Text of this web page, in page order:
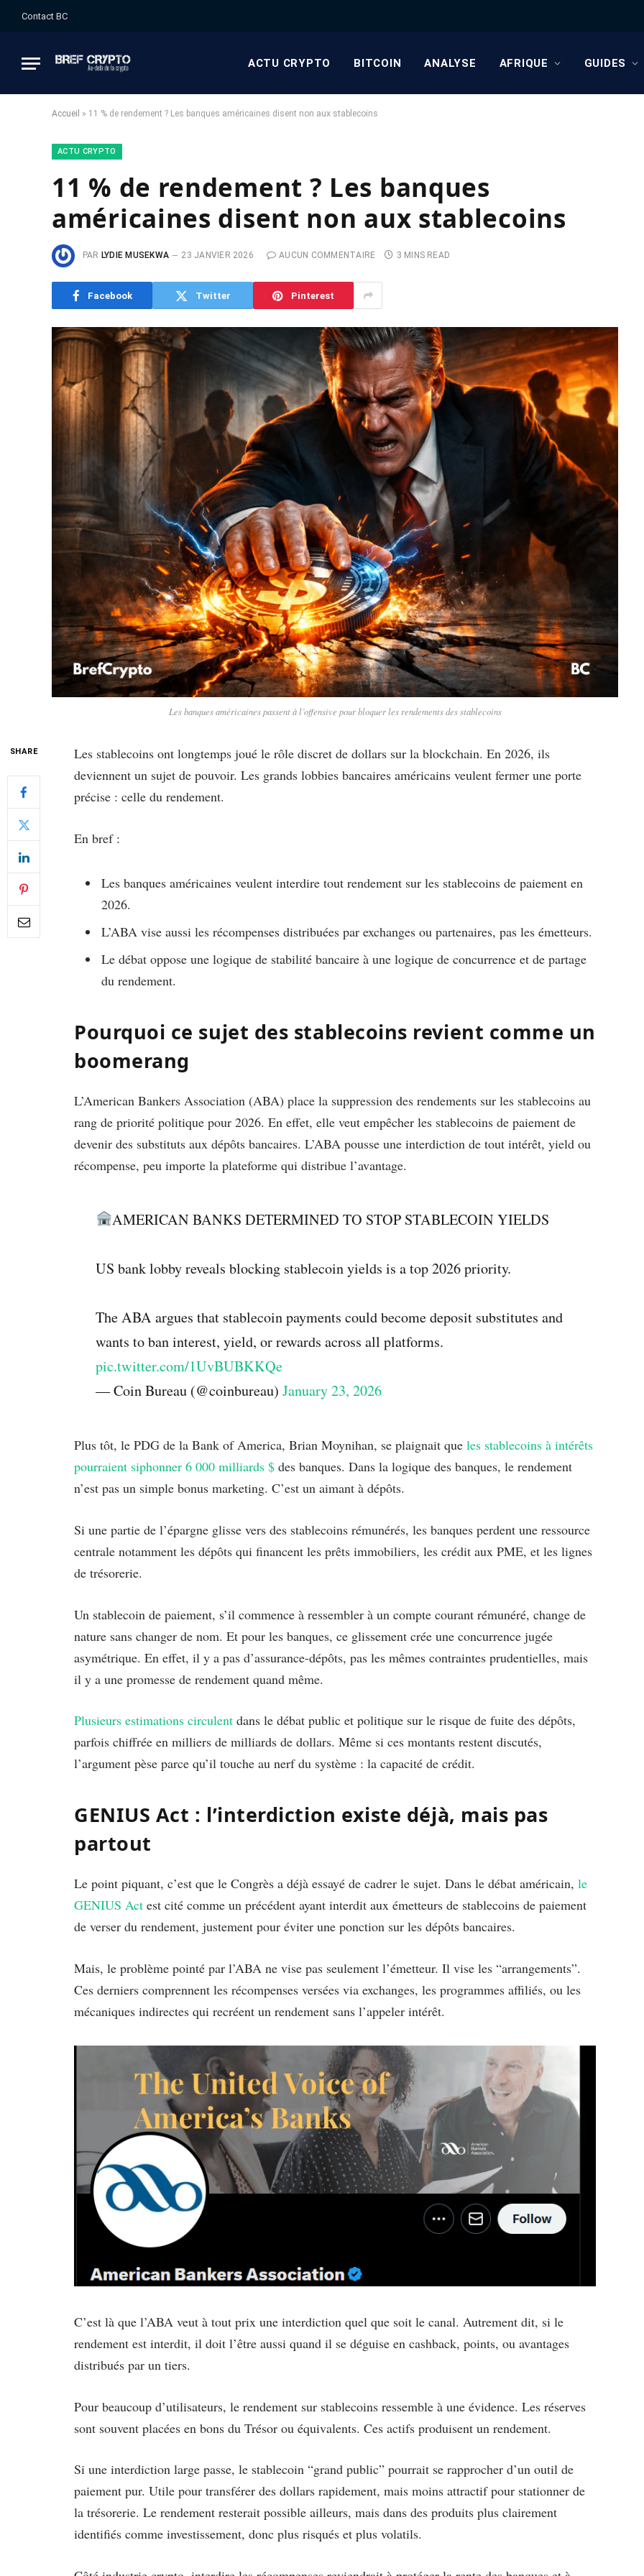
Contact BC
ACTU CRYPTO BITCOIN ANALYSE AFRIQUE GUIDES
Accueil » 11 % de rendement ? Les banques américaines disent non aux stablecoins
ACTU CRYPTO
11 % de rendement ? Les banques
américaines disent non aux stablecoins
PAR LYDIE MUSEKWA 23 JANVIER 2026 AUCUN COMMENTAIRE 3 MINS READ
Facebook Twitter Pinterest
Les banques américaines passent à l’offensive pour bloquer les rendements des stablecoins
SHARE
Les stablecoins ont longtemps joué le rôle discret de dollars sur la blockchain. En 2026, ils
deviennent un sujet de pouvoir. Les grands lobbies bancaires américains veulent fermer une porte
précise : celle du rendement.
En bref :
Les banques américaines veulent interdire tout rendement sur les stablecoins de paiement en
2026.
L’ABA vise aussi les récompenses distribuées par exchanges ou partenaires, pas les émetteurs.
Le débat oppose une logique de stabilité bancaire à une logique de concurrence et de partage
du rendement.
Pourquoi ce sujet des stablecoins revient comme un
boomerang
L’American Bankers Association (ABA) place la suppression des rendements sur les stablecoins au
rang de priorité politique pour 2026. En effet, elle veut empêcher les stablecoins de paiement de
devenir des substituts aux dépôts bancaires. L’ABA pousse une interdiction de tout intérêt, yield ou
récompense, peu importe la plateforme qui distribue l’avantage.
AMERICAN BANKS DETERMINED TO STOP STABLECOIN YIELDS
US bank lobby reveals blocking stablecoin yields is a top 2026 priority.
The ABA argues that stablecoin payments could become deposit substitutes and
wants to ban interest, yield, or rewards across all platforms.
pic.twitter.com/1UvBUBKKQe
— Coin Bureau (@coinbureau)January 23, 2026
Plus tôt, le PDG de la Bank of America, Brian Moynihan, se plaignait que les stablecoins à intérêts
pourraient siphonner 6 000 milliards $ des banques. Dans la logique des banques, le rendement
n’est pas un simple bonus marketing. C’est un aimant à dépôts.
Si une partie de l’épargne glisse vers des stablecoins rémunérés, les banques perdent une ressource
centrale notamment les dépôts qui financent les prêts immobiliers, les crédit aux PME, et les lignes
de trésorerie.
Un stablecoin de paiement, s’il commence à ressembler à un compte courant rémunéré, change de
nature sans changer de nom. Et pour les banques, ce glissement crée une concurrence jugée
asymétrique. En effet, il y a pas d’assurance-dépôts, pas les mêmes contraintes prudentielles, mais
il y a une promesse de rendement quand même.
Plusieurs estimations circulent dans le débat public et politique sur le risque de fuite des dépôts,
parfois chiffrée en milliers de milliards de dollars. Même si ces montants restent discutés,
l’argument pèse parce qu’il touche au nerf du système : la capacité de crédit.
GENIUS Act : l’interdiction existe déjà, mais pas
partout
Le point piquant, c’est que le Congrès a déjà essayé de cadrer le sujet. Dans le débat américain, le
GENIUS Act est cité comme un précédent ayant interdit aux émetteurs de stablecoins de paiement
de verser du rendement, justement pour éviter une ponction sur les dépôts bancaires.
Mais, le problème pointé par l’ABA ne vise pas seulement l’émetteur. Il vise les “arrangements”.
Ces derniers comprennent les récompenses versées via exchanges, les programmes affiliés, ou les
mécaniques indirectes qui recréent un rendement sans l’appeler intérêt.
C’est là que l’ABA veut à tout prix une interdiction quel que soit le canal. Autrement dit, si le
rendement est interdit, il doit l’être aussi quand il se déguise en cashback, points, ou avantages
distribués par un tiers.
Pour beaucoup d’utilisateurs, le rendement sur stablecoins ressemble à une évidence. Les réserves
sont souvent placées en bons du Trésor ou équivalents. Ces actifs produisent un rendement.
Si une interdiction large passe, le stablecoin “grand public” pourrait se rapprocher d’un outil de
paiement pur. Utile pour transférer des dollars rapidement, mais moins attractif pour stationner de
la trésorerie. Le rendement resterait possible ailleurs, mais dans des produits plus clairement
identifiés comme investissement, donc plus risqués et plus volatils.